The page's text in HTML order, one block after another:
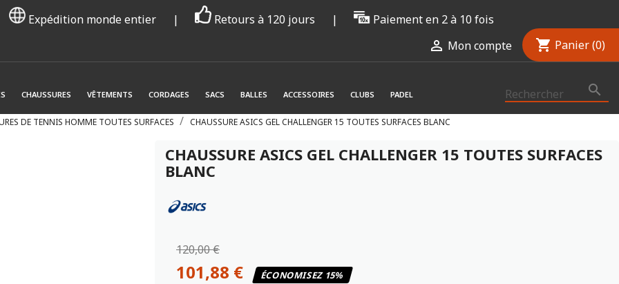
Expédition monde entier | Retours à 120 jours | Paiement en 2 à 10 fois
 Mon compte shopping_cart Panier (0)

CHAUSSURES VÊTEMENTS CORDAGES SACS BALLES ACCESSOIRES CLUBS PADEL
DE TENNIS HOMME TOUTES SURFACES CHAUSSURE ASICS GEL CHALLENGER 15 TOUTES SURFACES BLANC
CHAUSSURE ASICS GEL CHALLENGER 15 TOUTES SURFACES
BLANC
120,00 €
101,88 € ÉCONOMISEZ 15%